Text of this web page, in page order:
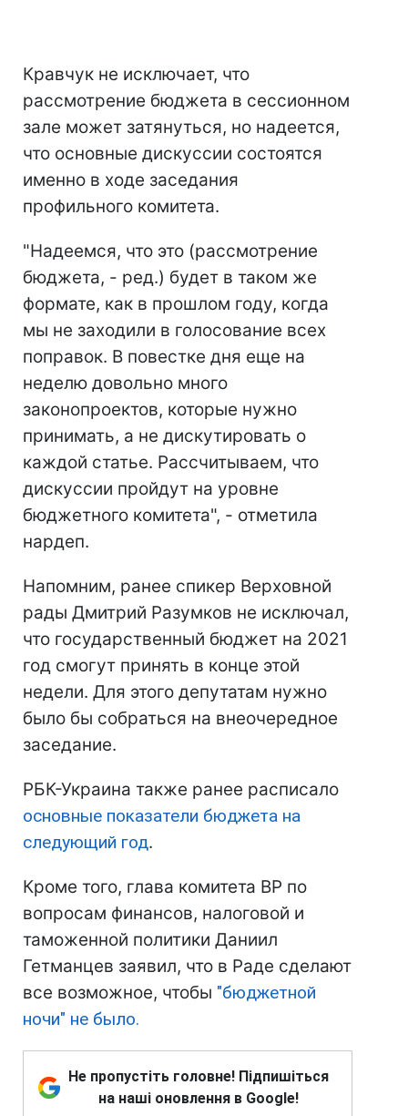
Кравчук не исключает, что
рассмотрение бюджета в сессионном
зале может затянуться, но надеется,
что основные дискуссии состоятся
именно в ходе заседания
профильного комитета.
"Надеемся, что это (рассмотрение
бюджета, - ред.) будет в таком же
формате, как в прошлом году, когда
мы не заходили в голосование всех
поправок. В повестке дня еще на
неделю довольно много
законопроектов, которые нужно
принимать, а не дискутировать о
каждой статье. Рассчитываем, что
дискуссии пройдут на уровне
бюджетного комитета", - отметила
нардеп.
Напомним, ранее спикер Верховной
рады Дмитрий Разумков не исключал,
что государственный бюджет на 2021
год смогут принять в конце этой
недели. Для этого депутатам нужно
было бы собраться на внеочередное
заседание.
РБК-Украина также ранее расписало
основные показатели бюджета на
следующий год.
Кроме того, глава комитета ВР по
вопросам финансов, налоговой и
таможенной политики Даниил
Гетманцев заявил, что в Раде сделают
все возможное, чтобы "бюджетной
ночи" не было.
Не пропустіть головне! Підпишіться
на наші оновлення в Google!